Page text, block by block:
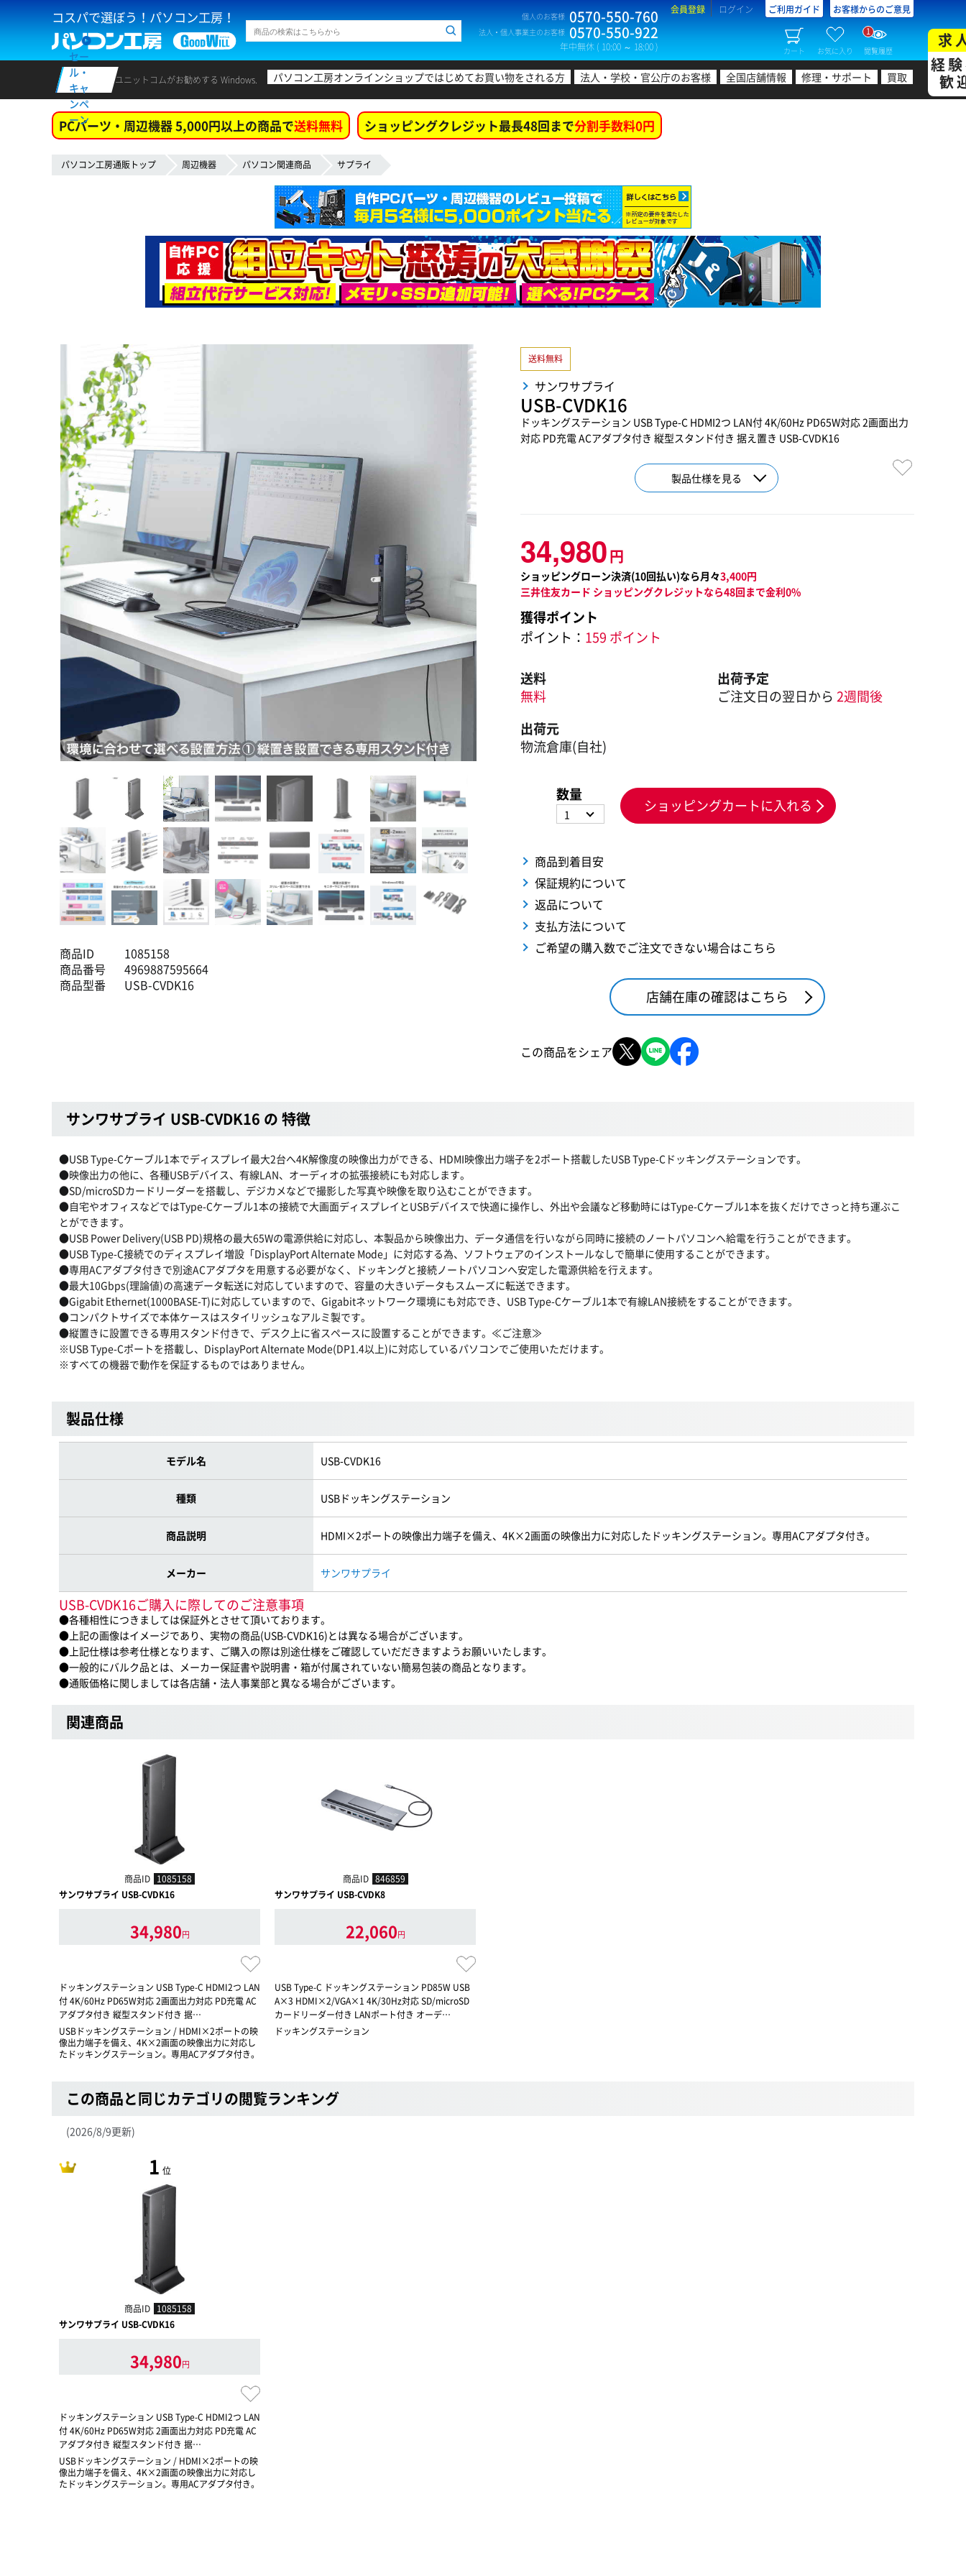
コスパで選ぼう！パソコン工房！ 個人のお客様 0570-550-760
法人・個人事業主のお客様 0570-550-922
年中無休 ( 10:00 ～ 18:00 )
会員登録 ログイン ご利用ガイド お客様からのご意見
カート お気に入り 閲覧履歴
1
セー
ル・
キャ
ンペ
ーン
ユニットコムがお勧めする Windows. パソコン工房オンラインショップではじめてお買い物をされる方 法人・学校・官公庁のお客様 全国店舗情報 修理・サポート 買取
求
経
歓
PCパーツ・周辺機器 5,000円以上の商品で送料無料 ショッピングクレジット最長48回まで分割手数料0円
パソコン工房通販トップ 周辺機器 パソコン関連商品 サプライ
商品ID
1085158
商品番号
4969887595664
商品型番
USB-CVDK16
送料無料
サンワサプライ
USB-CVDK16
ドッキングステーション USB Type-C HDMI2つ LAN付 4K/60Hz PD65W対応 2画面出力
対応 PD充電 ACアダプタ付き 縦型スタンド付き 据え置き USB-CVDK16
製品仕様を見る
34,980円
ショッピングローン決済(10回払い)なら月々3,400円
三井住友カード ショッピングクレジットなら48回まで金利0%
獲得ポイント
ポイント： 159 ポイント
送料
無料
出荷予定
ご注文日の翌日から 2週間後
出荷元
物流倉庫(自社)
数量
1 ショッピングカートに入れる
商品到着目安
保証規約について
返品について
支払方法について
ご希望の購入数でご注文できない場合はこちら
店舗在庫の確認はこちら
この商品をシェア
サンワサプライ USB-CVDK16 の 特徴
●USB Type-Cケーブル1本でディスプレイ最大2台へ4K解像度の映像出力ができる、HDMI映像出力端子を2ポート搭載したUSB Type-Cドッキングステーションです。
●映像出力の他に、各種USBデバイス、有線LAN、オーディオの拡張接続にも対応します。
●SD/microSDカードリーダーを搭載し、デジカメなどで撮影した写真や映像を取り込むことができます。
●自宅やオフィスなどではType-Cケーブル1本の接続で大画面ディスプレイとUSBデバイスで快適に操作し、外出や会議など移動時にはType-Cケーブル1本を抜くだけでさっと持ち運ぶこ
とができます。
●USB Power Delivery(USB PD)規格の最大65Wの電源供給に対応し、本製品から映像出力、データ通信を行いながら同時に接続のノートパソコンへ給電を行うことができます。
●USB Type-C接続でのディスプレイ増設「DisplayPort Alternate Mode」に対応する為、ソフトウェアのインストールなしで簡単に使用することができます。
●専用ACアダプタ付きで別途ACアダプタを用意する必要がなく、ドッキングと接続ノートパソコンへ安定した電源供給を行えます。
●最大10Gbps(理論値)の高速データ転送に対応していますので、容量の大きいデータもスムーズに転送できます。
●Gigabit Ethernet(1000BASE-T)に対応していますので、Gigabitネットワーク環境にも対応でき、USB Type-Cケーブル1本で有線LAN接続をすることができます。
●コンパクトサイズで本体ケースはスタイリッシュなアルミ製です。
●縦置きに設置できる専用スタンド付きで、デスク上に省スペースに設置することができます。≪ご注意≫
※USB Type-Cポートを搭載し、DisplayPort Alternate Mode(DP1.4以上)に対応しているパソコンでご使用いただけます。
※すべての機器で動作を保証するものではありません。
製品仕様
モデル名 USB-CVDK16
種類 USBドッキングステーション
商品説明 HDMI×2ポートの映像出力端子を備え、4K×2画面の映像出力に対応したドッキングステーション。専用ACアダプタ付き。
メーカー サンワサプライ
USB-CVDK16ご購入に際してのご注意事項
●各種相性につきましては保証外とさせて頂いております。
●上記の画像はイメージであり、実物の商品(USB-CVDK16)とは異なる場合がございます。
●上記仕様は参考仕様となります、ご購入の際は別途仕様をご確認していだだきますようお願いいたします。
●一般的にバルク品とは、メーカー保証書や説明書・箱が付属されていない簡易包装の商品となります。
●通販価格に関しましては各店舗・法人事業部と異なる場合がございます。
関連商品
商品ID 1085158
サンワサプライ USB-CVDK16
34,980円
ドッキングステーション USB Type-C HDMI2つ LAN
付 4K/60Hz PD65W対応 2画面出力対応 PD充電 AC
アダプタ付き 縦型スタンド付き 据…
USBドッキングステーション / HDMI×2ポートの映
像出力端子を備え、4K×2画面の映像出力に対応し
たドッキングステーション。専用ACアダプタ付き。
商品ID 846859
サンワサプライ USB-CVDK8
22,060円
USB Type-C ドッキングステーション PD85W USB
A×3 HDMI×2/VGA×1 4K/30Hz対応 SD/microSD
カードリーダー付き LANポート付き オーデ…
ドッキングステーション
この商品と同じカテゴリの閲覧ランキング
(2026/8/9更新)
1 位
商品ID 1085158
サンワサプライ USB-CVDK16
34,980円
ドッキングステーション USB Type-C HDMI2つ LAN
付 4K/60Hz PD65W対応 2画面出力対応 PD充電 AC
アダプタ付き 縦型スタンド付き 据…
USBドッキングステーション / HDMI×2ポートの映
像出力端子を備え、4K×2画面の映像出力に対応し
たドッキングステーション。専用ACアダプタ付き。